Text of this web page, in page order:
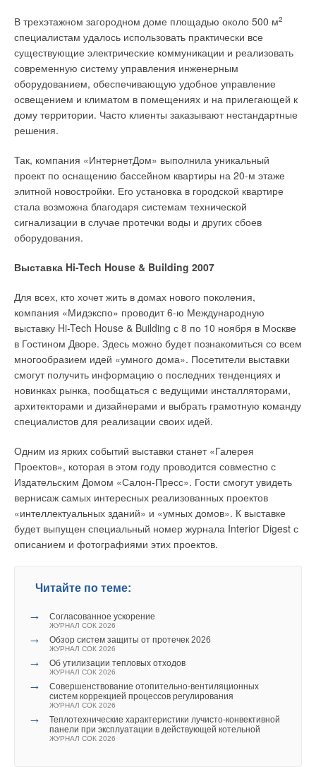
В трехэтажном загородном доме площадью около 500 м2
специалистам удалось использовать практически все
существующие электрические коммуникации и реализовать
современную систему управления инженерным
оборудованием, обеспечивающую удобное управление
освещением и климатом в помещениях и на прилегающей к
дому территории. Часто клиенты заказывают нестандартные
решения.
Так, компания «ИнтернетДом» выполнила уникальный
проект по оснащению бассейном квартиры на 20-м этаже
элитной новостройки. Его установка в городской квартире
стала возможна благодаря системам технической
сигнализации в случае протечки воды и других сбоев
оборудования.
Выставка Hi-Tech House & Building 2007
Для всех, кто хочет жить в домах нового поколения,
компания «Мидэкспо» проводит 6-ю Международную
выставку Hi-Tech House & Building с 8 по 10 ноября в Москве
в Гостином Дворе. Здесь можно будет познакомиться со всем
многообразием идей «умного дома». Посетители выставки
смогут получить информацию о последних тенденциях и
новинках рынка, пообщаться с ведущими инсталляторами,
архитекторами и дизайнерами и выбрать грамотную команду
специалистов для реализации своих идей.
Одним из ярких событий выставки станет «Галерея
Проектов», которая в этом году проводится совместно с
Издательским Домом «Салон-Пресс». Гости смогут увидеть
вернисаж самых интересных реализованных проектов
«интеллектуальных зданий» и «умных домов». К выставке
будет выпущен специальный номер журнала Interior Digest с
описанием и фотографиями этих проектов.
Читайте по теме:
→ Согласованное ускорение
ЖУРНАЛ СОК 2026
→ Обзор систем защиты от протечек 2026
ЖУРНАЛ СОК 2026
→ Об утилизации тепловых отходов
ЖУРНАЛ СОК 2026
→
Совершенствование отопительно-вентиляционных
систем коррекцией процессов регулирования
ЖУРНАЛ СОК 2026
→
Теплотехнические характеристики лучисто-конвективной
панели при эксплуатации в действующей котельной
ЖУРНАЛ СОК 2026
высотных фонтанных труб и восьмиугольной стеклянной
пирамиды, установлена в большом каменном квадратном
бассейне. Вода в чашу падает с 10-метровой высоты,
образуя великолепное зрелище. Сложная техническая
«начинка» этого объекта, разработанная специалистами
компании «Водалюкс», включает в себя целый комплекс
сложного суперсовременного насосного оборудования,
связанного в единую сеть, — 11 мощных консольных
насоса Grundfos серии AP.
Не менее интересен и фонтан «Дружба Народов», что рядом
с РУДН им. Патриса Лумумбы. Это замечательное
сооружение сделано, как говорят специалисты, «с
переливом», то есть вода переливается за края чаши. Для
насосное оборудование. По специальному заказу концерном
мощностью по 145 кВт каждый.
Они обеспечивают бесперебойную подачу воды на все
форсунки фонтана, радуя москвичей и гостей столицы
замечательным зрелищем. А полнее всего описанию Кларка
соответствует один из сравнительно новых московских
фонтанов — знаменитый комплекс «Похищение Европы»,
ставший обрамлением скульптуры всемирно известного
бельгийского скульптора Оливье Стребеля. Здесь также
датского концерна.
Слезы Бахчисарая
«…Когда жестокому хану Крым-Гирею привели новую
невольницу, совсем юную девушку по имени Деляре, никто
не знал, что она станет самой большой любовью властителя.
который и через века напоминал бы о его горе и великой
ему: — Сделай так, чтобы камень черезвека пронес мое
горе, чтобы камень заплакал как плачет мужское сердце…
На мраморной плите вырезал Омер лепестки цветка… А в
середине цветка высек глаз человеческий, из него должна
была упасть на грудь камня тяжелая мужская слеза, чтобы
жечь ее день и ночь, не переставая, годы, века… Стоит до
сих пор фонтан и плачет, плачет день и ночь…». («Сказки и
легенды Крыма»)